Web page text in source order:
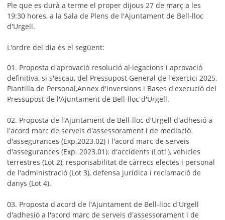
Ple que es durà a terme el proper dijous 27 de març a les
19:30 hores, a la Sala de Plens de l'Ajuntament de Bell-lloc
d'Urgell.
L'ordre del dia és el següent:
01. Proposta d'aprovació resolució al·legacions i aprovació
definitiva, si s'escau, del Pressupost General de l'exercici 2025,
Plantilla de Personal,Annex d'inversions i Bases d'execució del
Pressupost de l'Ajuntament de Bell-lloc d'Urgell.
02. Proposta de l'Ajuntament de Bell-lloc d'Urgell d'adhesió a
l'acord marc de serveis d'assessorament i de mediació
d'assegurances (Exp.2023.02) i l'acord marc de serveis
d'assegurances (Exp. 2023.01): d'accidents (Lot1), vehicles
terrestres (Lot 2), responsabilitat de càrrecs electes i personal
de l'administració (Lot 3), defensa jurídica i reclamació de
danys (Lot 4).
03. Proposta d'acord de l'Ajuntament de Bell-lloc d'Urgell
d'adhesió a l'acord marc de serveis d'assessorament i de